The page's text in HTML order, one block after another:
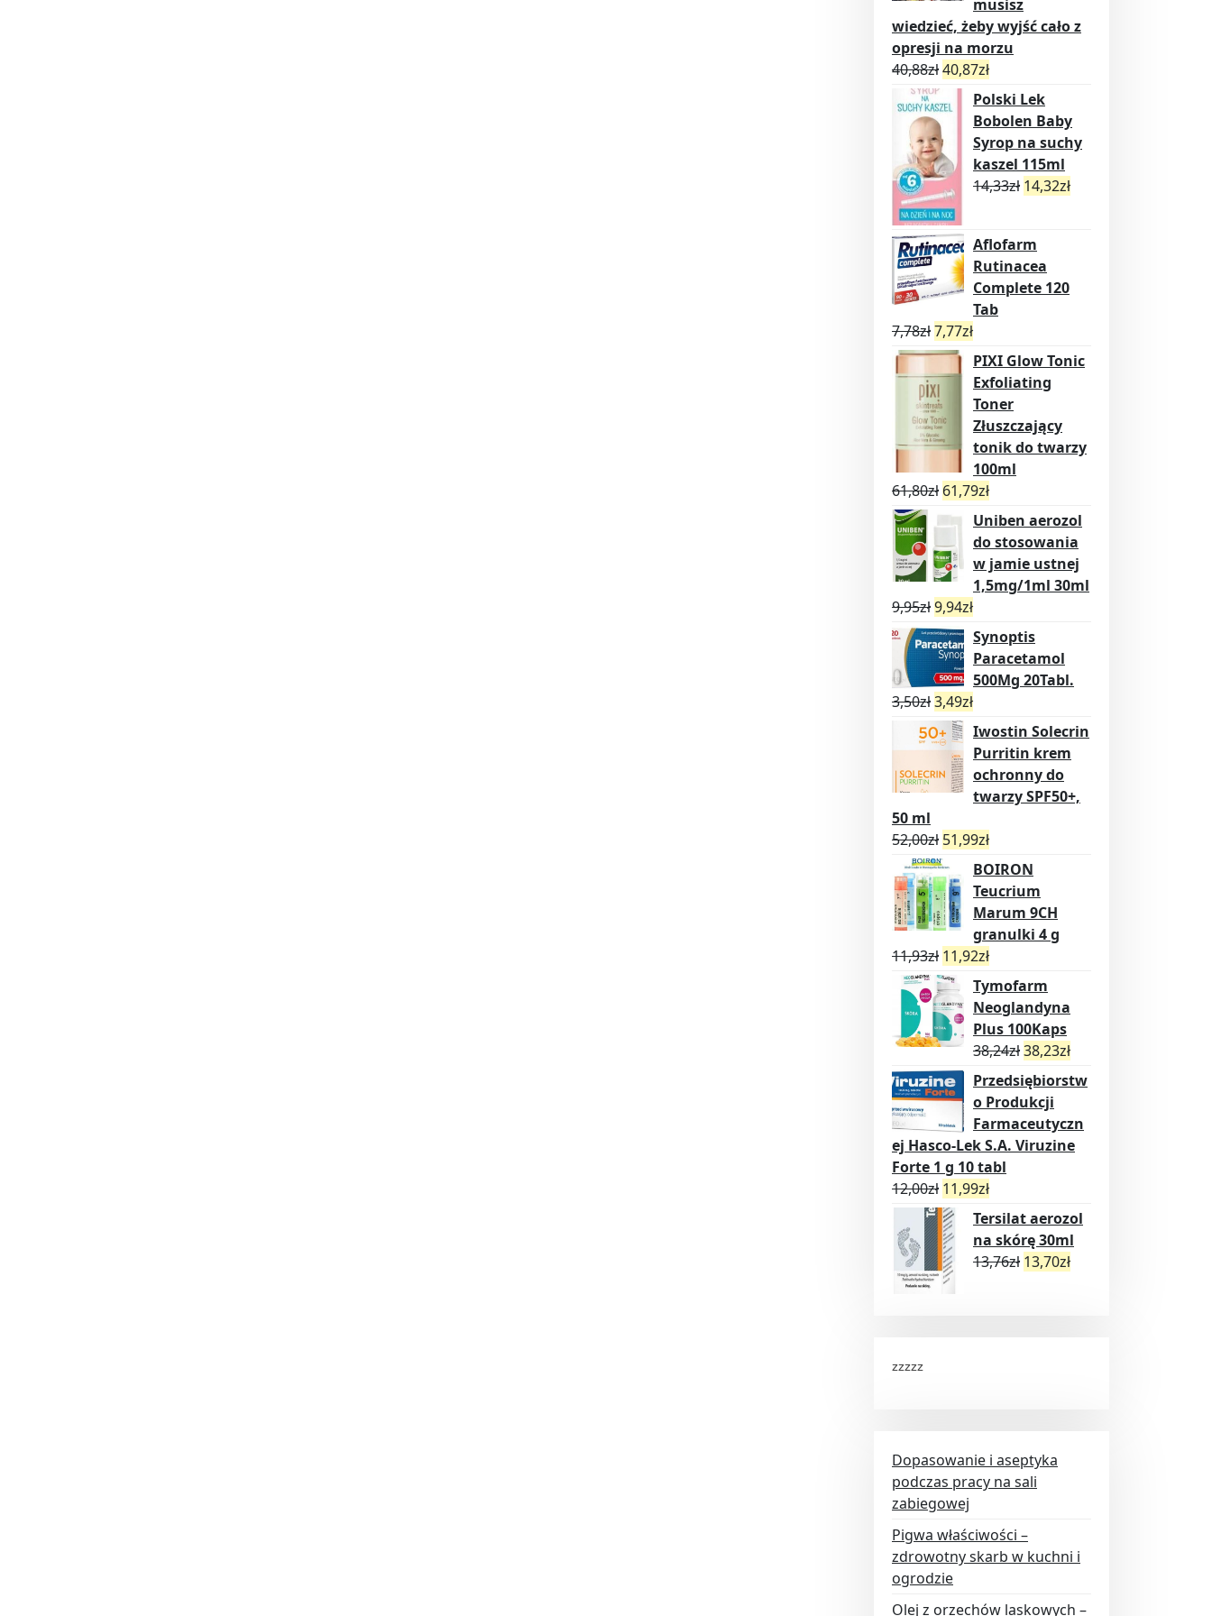
musisz
wiedzieć, żeby wyjść cało z
opresji na morzu
40,88zł40,87zł
Polski Lek
Bobolen Baby
Syrop na suchy
kaszel 115ml
14,33zł 14,32zł
Aflofarm
Rutinacea
Complete 120
Tab
7,78zł7,77zł
PIXI Glow Tonic
Exfoliating
Toner
Złuszczający
tonik do twarzy
100ml
61,80zł 61,79zł
Uniben aerozol
do stosowania
w jamie ustnej
1,5mg/1ml 30ml
9,95zł9,94zł
Synoptis
Paracetamol
500Mg 20Tabl.
3,50zł3,49zł
Iwostin Solecrin
Purritin krem
ochronny do
twarzy SPF50+,
50 ml
52,00zł 51,99zł
BOIRON
Teucrium
Marum 9CH
granulki 4 g
11,93zł 11,92zł
Tymofarm
Neoglandyna
Plus 100Kaps
38,24zł38,23zł
Przedsiębiorstw
o Produkcji
Farmaceutyczn
ej Hasco-Lek S.A. Viruzine
Forte 1 g 10 tabl
12,00zł 11,99zł
Tersilat aerozol
na skórę 30ml
13,76zł 13,70zł
zzzzz
Dopasowanie i aseptyka
podczas pracy na sali
zabiegowej
Pigwa właściwości –
zdrowotny skarb w kuchni i
ogrodzie
Olej z orzechów laskowych –